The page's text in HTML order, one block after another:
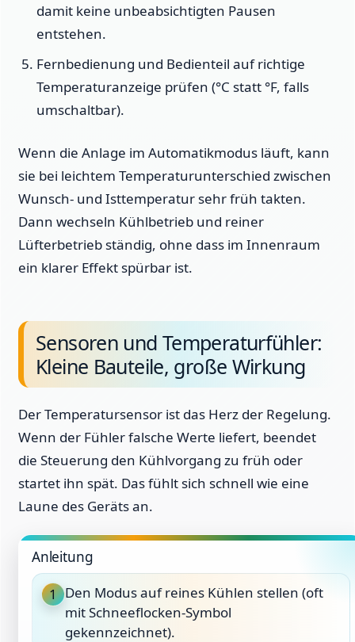
damit keine unbeabsichtigten Pausen
entstehen.
Fernbedienung und Bedienteil auf richtige
Temperaturanzeige prüfen (°C statt °F, falls
umschaltbar).
Wenn die Anlage im Automatikmodus läuft, kann
sie bei leichtem Temperaturunterschied zwischen
Wunsch- und Isttemperatur sehr früh takten.
Dann wechseln Kühlbetrieb und reiner
Lüfterbetrieb ständig, ohne dass im Innenraum
ein klarer Effekt spürbar ist.
Sensoren und Temperaturfühler:
Kleine Bauteile, große Wirkung
Der Temperatursensor ist das Herz der Regelung.
Wenn der Fühler falsche Werte liefert, beendet
die Steuerung den Kühlvorgang zu früh oder
startet ihn spät. Das fühlt sich schnell wie eine
Laune des Geräts an.
Anleitung
1 Den Modus auf reines Kühlen stellen (oft
mit Schneeflocken-Symbol
gekennzeichnet).